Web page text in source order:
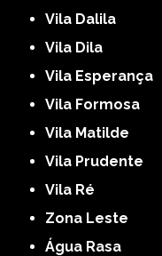
Vila Dalila
Vila Dila
Vila Esperança
Vila Formosa
Vila Matilde
Vila Prudente
Vila Ré
Zona Leste
Água Rasa